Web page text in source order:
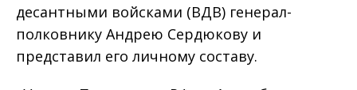
десантными войсками (ВДВ) генерал-
полковнику Андрею Сердюкову и
представил его личному составу.